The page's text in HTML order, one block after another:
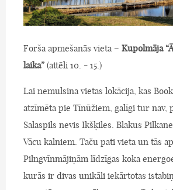
Forša apmešanās vieta – Kupolmāja
laika” (attēli 10. - 15.)
Lai nemulsina vietas lokācija, kas
atzīmēta pie Tīnūžiem, galīgi tur nav,
Salaspils nevis Ikšķiles. Blakus
Vācu kalniem. Taču pati vieta un tās
Pilngvīnmājiņām līdzīgas koka
kurās ir divas unikāli iekārtotas